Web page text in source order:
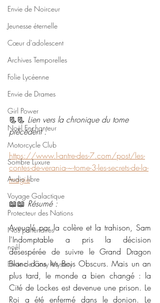
Envie de Noirceur
Jeunesse éternelle
Cœur d'adolescent
Archives Temporelles
Folie Lycéenne
Envie de Drames
Girl Power
Noël Enchanteur
Motorcycle Club
Sombre Luxure
Audio libre
Voyage Galactique
Protecteur des Nations
Nos partenaires
noêl
Envie de Cosy Mystery
📃📃 Lien vers la chronique du tome
précédent :
https://www.l-antre-des-7.com/post/les-
contes-de-verania-~-tome-3-les-secrets-de-la-
magie
📖📖 Résumé :
Aveuglé par la colère et la trahison, Sam
l'Indomptable a pris la décision
désespérée de suivre le Grand Dragon
Blanc dans les Bois Obscurs. Mais un an
plus tard, le monde a bien changé : la
Cité de Lockes est devenue une prison. Le
Roi a été enfermé dans le donjon. Le